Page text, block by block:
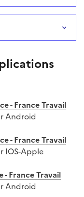
- France Travail
Android
- France Travail
IOS-Apple
- France Travail
Android